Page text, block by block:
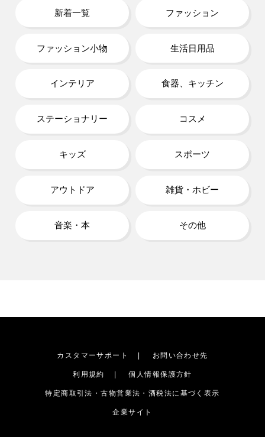
新着一覧 ファッション
ファッション小物 生活日用品
インテリア 食器、キッチン
ステーショナリー コスメ
キッズ スポーツ
アウトドア 雑貨・ホビー
音楽・本 その他
カスタマーサポート お問い合わせ先
利用規約 個人情報保護方針
特定商取引法・古物営業法・酒税法に基づく表示
企業サイト